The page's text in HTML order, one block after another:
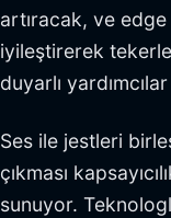
artıracak, ve edge
iyileştirerek
duyarlı
Ses ile jestleri
çıkması
sunuyor.